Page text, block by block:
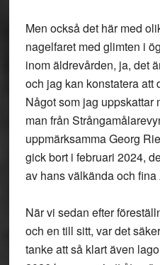
Men också det här med
nagelfaret med glimten i
inom äldrevården, ja, det
och jag kan konstatera att
Något som jag uppskattar
man från
uppmärksamma Georg
gick bort i februari 2024,
av hans välkända och
När vi sedan efter
och en till sitt, var det
tanke att så klart även